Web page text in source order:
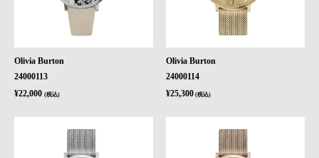
Olivia Burton
24000113
¥22,000 (税込)
Olivia Burton
24000114
¥25,300 (税込)